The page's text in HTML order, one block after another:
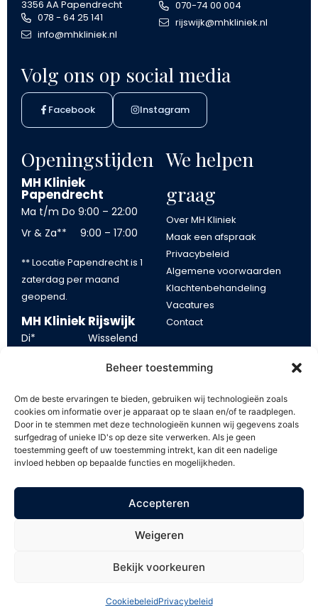
Beheer toestemming
Om de beste ervaringen te bieden, gebruiken wij technologieën zoals
cookies om informatie over je apparaat op te slaan en/of te raadplegen.
Door in te stemmen met deze technologieën kunnen wij gegevens zoals
surfgedrag of unieke ID's op deze site verwerken. Als je geen
toestemming geeft of uw toestemming intrekt, kan dit een nadelige
invloed hebben op bepaalde functies en mogelijkheden.
Accepteren
Weigeren
Bekijk voorkeuren
CookiebeleidPrivacybeleid
3356 AA Papendrecht
078 - 64 25 141
info@mhkliniek.nl
070-74 00 004
rijswijk@mhkliniek.nl
Volg ons op social media
Facebook Instagram
Openingstijden
MH Kliniek
Papendrecht
Ma t/m Do 9:00 – 22:00
Vr & Za**
9:00 – 17:00
** Locatie Papendrecht is 1
zaterdag per maand
geopend.
MH Kliniek Rijswijk
Di*
Wisselend
*tijden op dinsdag kunnen
eerder of later beginnen.
We helpen
graag
Over MH Kliniek
Maak een afspraak
Privacybeleid
Algemene voorwaarden
Klachtenbehandeling
Vacatures
Contact
Blijf op de
hoogte
Blijf op de hoogte van onze
aanbiedingen. Schrijf u in op
onze mailing en ontvang €
5,- korting op uw volgende
behandeling.
Webdesign: Rex Media